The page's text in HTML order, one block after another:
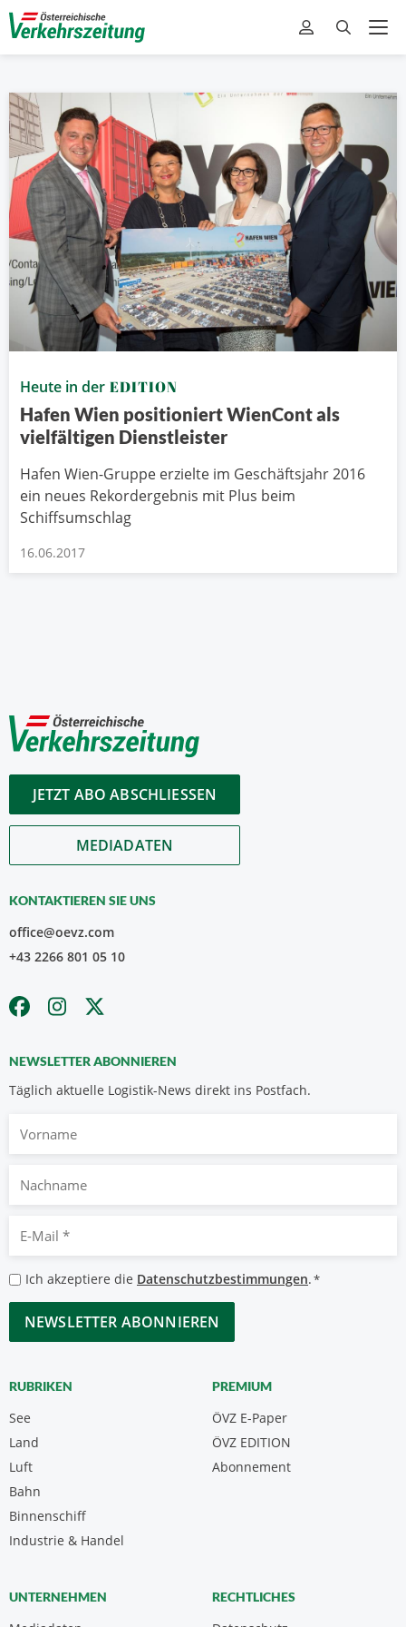
Heute in der EDITION
Hafen Wien positioniert WienCont als
vielfältigen Dienstleister
Hafen Wien-Gruppe erzielte im Geschäftsjahr 2016
ein neues Rekordergebnis mit Plus beim
Schiffsumschlag
16.06.2017
JETZT ABO ABSCHLIESSEN
MEDIADATEN
KONTAKTIEREN SIE UNS
office@oevz.com
+43 2266 801 05 10
NEWSLETTER ABONNIEREN
Täglich aktuelle Logistik-News direkt ins Postfach.
Nachname
Mail
*
Datenschutzbestimmungen
*
Ich akzeptiere die Datenschutzbestimmungen.*
CAPTCHA
RUBRIKEN
See
Land
Luft
Bahn
Binnenschiff
Industrie & Handel
PREMIUM
ÖVZ E-Paper
Abonnement
ÖVZ EDITION
UNTERNEHMEN RECHTLICHES